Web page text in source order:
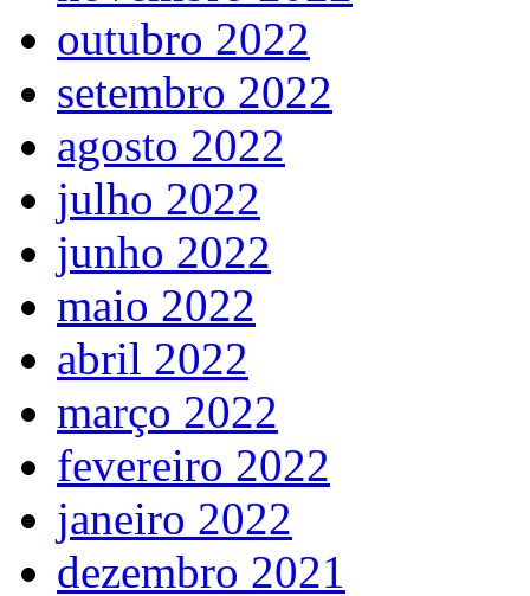
outubro 2022
setembro 2022
agosto 2022
julho 2022
junho 2022
maio 2022
abril 2022
março 2022
fevereiro 2022
janeiro 2022
dezembro 2021